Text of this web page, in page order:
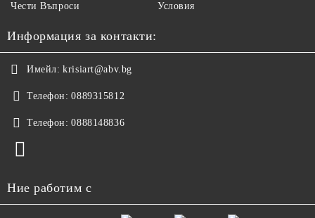
Чести Въпроси Условия
Информация за контакти:
Имейл: krisiart@abv.bg
Телефон: 0889315812
Телефон: 0888148836
Ние работим с